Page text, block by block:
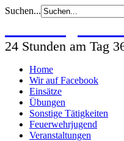
Suchen...
24 Stunden am Tag
Home
Wir auf Facebook
Einsätze
Übungen
Sonstige Tätigkeiten
Feuerwehrjugend
Veranstaltungen